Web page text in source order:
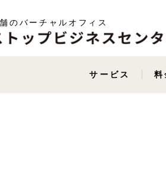
のバーチャルオフィス
サービス 料